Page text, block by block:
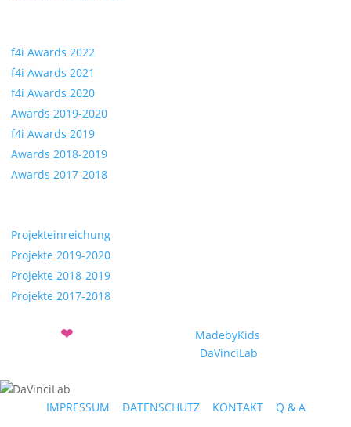
f4i Awards 2022
f4i Awards 2021
f4i Awards 2020
Awards 2019-2020
f4i Awards 2019
Awards 2018-2019
Awards 2017-2018
Projekteinreichung
Projekte 2019-2020
Projekte 2018-2019
Projekte 2017-2018
❤ MadebyKids
DaVinciLab
IMPRESSUM DATENSCHUTZ| KONTAKT| Q & A